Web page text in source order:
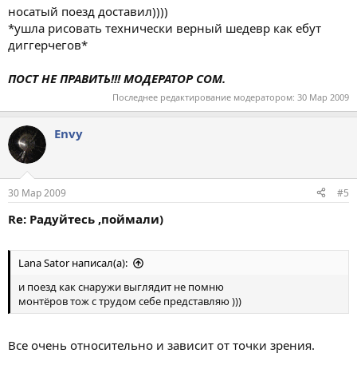
носатый поезд доставил))))
*ушла рисовать технически верный шедевр как ебут
диггерчегов*
ПОСТ НЕ ПРАВИТЬ!!! МОДЕРАТОР СОМ.
Последнее редактирование модератором: 30 Мар 2009
Envy
30 Мар 2009 #5
Re: Радуйтесь ,поймали)
Lana Sator написал(а):
и поезд как снаружи выглядит не помню
монтёров тож с трудом себе представляю )))
Все очень относительно и зависит от точки зрения.